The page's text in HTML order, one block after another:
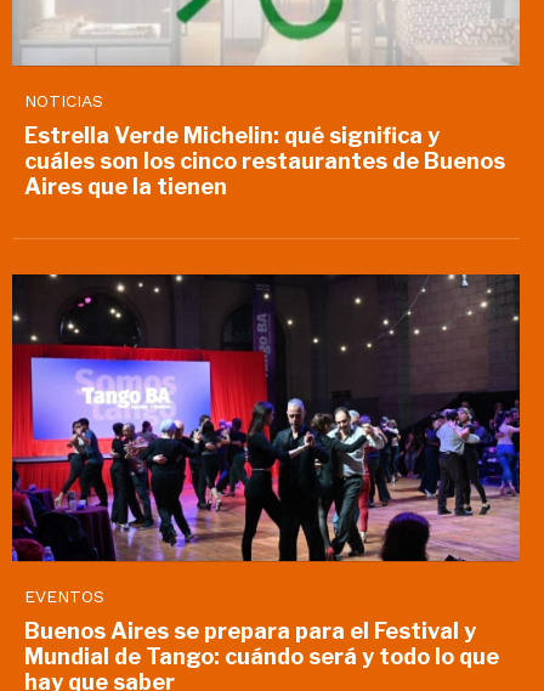
NOTICIAS
Estrella Verde Michelin: qué significa y
cuáles son los cinco restaurantes de Buenos
Aires que la tienen
EVENTOS
Buenos Aires se prepara para el Festival y
Mundial de Tango: cuándo será y todo lo que
hay que saber